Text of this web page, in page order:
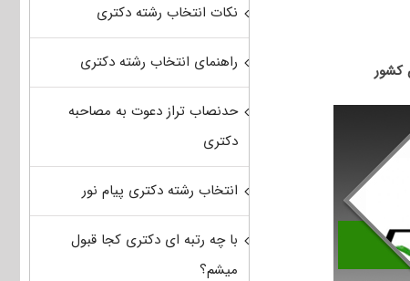
نکات انتخاب رشته دکتری
راهنمای انتخاب رشته دکتری
حدنصاب تراز دعوت به مصاحبه
دکتری
انتخاب رشته دکتری پیام نور
با چه رتبه ای دکتری کجا قبول
میشم؟